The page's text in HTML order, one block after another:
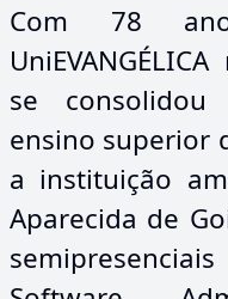
Com 78
se
ensino superior
a instituição
Aparecida de